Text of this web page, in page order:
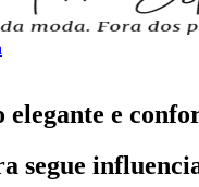
e
segue